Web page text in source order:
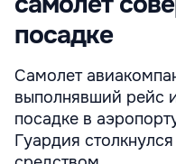
посадке
Самолет
выполнявший рейс
посадке в
Гуардия